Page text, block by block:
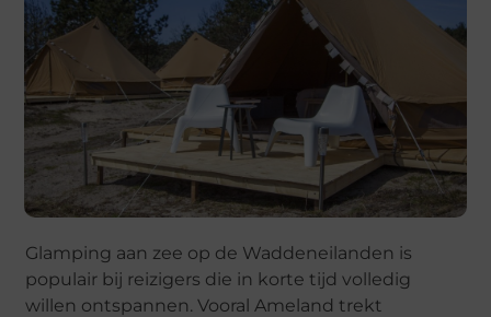
Glamping aan zee op de Waddeneilanden is
populair bij reizigers die in korte tijd volledig
willen ontspannen. Vooral Ameland trekt